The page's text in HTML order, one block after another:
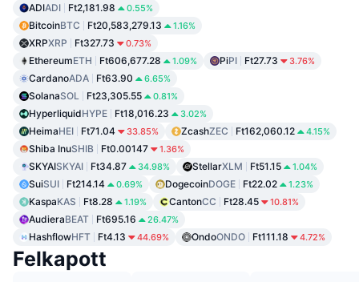
ADIADI Ft2,181.98 0.55%
BitcoinBTC Ft20,583,279.13 1.16%
XRPXRP Ft327.73 0.73%
EthereumETH Ft606,677.28 1.09% PiPI Ft27.73 3.76%
CardanoADA Ft63.90 6.65%
SolanaSOL Ft23,305.55 0.81%
HyperliquidHYPE Ft18,016.23 3.02%
HeimaHEI Ft71.04 33.85% ZcashZEC Ft162,060.12 4.15%
Shiba InuSHIB Ft0.00147 1.36%
SKYAISKYAI Ft34.87 34.98% StellarXLM Ft51.15 1.04%
SuiSUI Ft214.14 0.69% DogecoinDOGE Ft22.02 1.23%
KaspaKAS Ft8.28 1.19% CantonCC Ft28.45 10.81%
AudieraBEAT Ft695.16 26.47%
HashflowHFT Ft4.13 44.69% OndoONDO Ft111.18 4.72%
Felkapott